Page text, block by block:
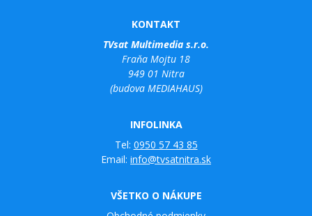
KONTAKT
TVsat Multimedia s.r.o.
Fraňa Mojtu 18
949 01 Nitra
(budova MEDIAHAUS)
INFOLINKA
Tel: 0950 57 43 85
Email: info@tvsatnitra.sk
VŠETKO O NÁKUPE